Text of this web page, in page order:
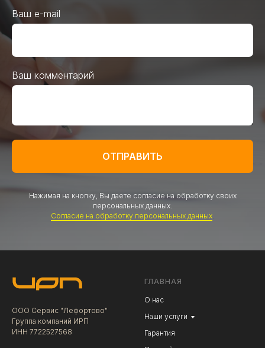
Ваш e-mail
Ваш комментарий
ОТПРАВИТЬ
Нажимая на кнопку, Вы даете согласие на обработку своих
персональных данных.
Согласие на обработку персональных данных
ООО Сервис "Лефортово"
Группа компаний ИРП
ИНН 7722527568
ГЛАВНАЯ
О нас
Наши услуги
Гарантия